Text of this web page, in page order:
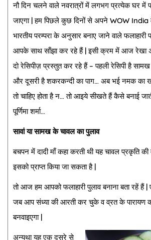
नौ दिन चलने वाले नवरात्रों में लगभग प्रत्येक घर में
जाएगा | हम पिछले कुछ दिनों से अपने WOW India के
भारतीय परम्परा के अनुसार बनाए जाने वाले फलाहारी
आपके साथ साँझा कर रहे हैं | इसी क्रम में आज रेखा
दो रेसिपीज़ प्रस्तुत कर रहे हैं – पहली रेसिपी है
और दूसरी है शकरकन्दी का पाग… अब भई नमक का
तो चाहिए होता है न… तो आइये सीखते हैं कैसे बनाई
पूर्णिमा शर्मा…
सावां या सामख के चावल का पुलाव
बचपन में दादी माँ कहा करती थी यह चावल प्रकृति की
इसको प्राप्त किया जा सकता है |
तो आज हम आपको फलाहारी पुलाव बनाना बता रहें हैं |
जब आप संध्या की आरती कर चुके व व्रत के पारायण
बनवाइएगा |
अन्यथा यह एक दूसरे से